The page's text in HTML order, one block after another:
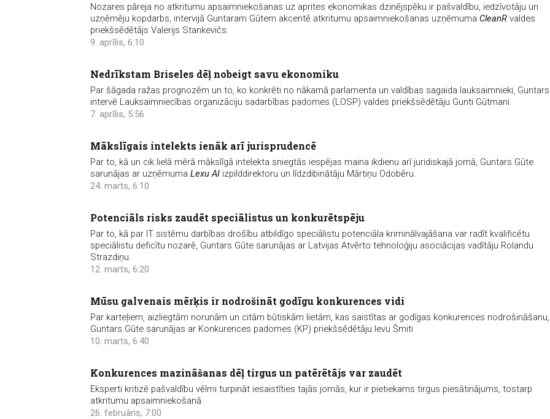
Nozares pāreja no atkritumu apsaimniekošanas uz aprites ekonomikas dzinējspēku ir pašvaldību, iedzīvotāju un
uzņēmēju kopdarbs, intervijā Guntaram Gūtem akcentē atkritumu apsaimniekošanas uzņēmuma CleanR valdes
priekšsēdētājs Valerijs Stankevičs.
9. aprīlis, 6:10
Nedrīkstam Briseles dēļ nobeigt savu ekonomiku
Par šāgada ražas prognozēm un to, ko konkrēti no nākamā parlamenta un valdības sagaida lauksaimnieki,
intervē Lauksaimniecības organizāciju sadarbības padomes (LOSP) valdes priekšsēdētāju Gunti Gūtmani.
7. aprīlis, 5:56
Mākslīgais intelekts ienāk arī jurisprudencē
Par to, kā un cik lielā mērā mākslīgā intelekta sniegtās iespējas maina ikdienu arī juridiskajā jomā, Guntars Gūte
sarunājas ar uzņēmuma Lexu AI izpilddirektoru un līdzdibinātāju Mārtiņu Odobēru.
24. marts, 6:10
Potenciāls risks zaudēt speciālistus un konkurētspēju
Par to, kā par IT sistēmu darbības drošību atbildīgo speciālistu potenciāla kriminālvajāšana var radīt kvalificētu
speciālistu deficītu nozarē, Guntars Gūte sarunājas ar Latvijas Atvērto tehnoloģiju asociācijas vadītāju Rolandu
Strazdiņu.
12. marts, 6:20
Mūsu galvenais mērķis ir nodrošināt godīgu konkurences vidi
Par karteļiem, aizliegtām norunām un citām būtiskām lietām, kas saistītas ar godīgas konkurences nodrošināšanu,
Guntars Gūte sarunājas ar Konkurences padomes (KP) priekšsēdētāju Ievu Šmiti
10. marts, 6:40
Konkurences mazināšanas dēļ tirgus un patērētājs var zaudēt
Eksperti kritizē pašvaldību vēlmi turpināt iesaistīties tajās jomās, kur ir pietiekams tirgus piesātinājums, tostarp
atkritumu apsaimniekošanā.
26. februāris, 7:00